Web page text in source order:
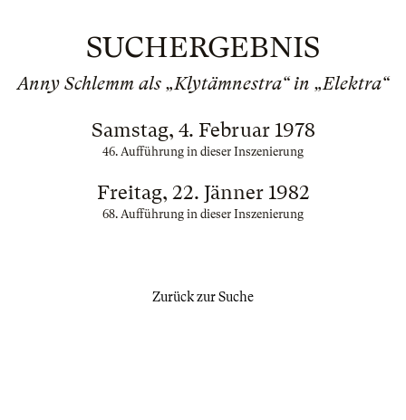
SUCHERGEBNIS
Anny Schlemm als „Klytämnestra“ in „Elektra“
Samstag, 4. Februar 1978
46. Aufführung in dieser Inszenierung
Freitag, 22. Jänner 1982
68. Aufführung in dieser Inszenierung
Zurück zur Suche